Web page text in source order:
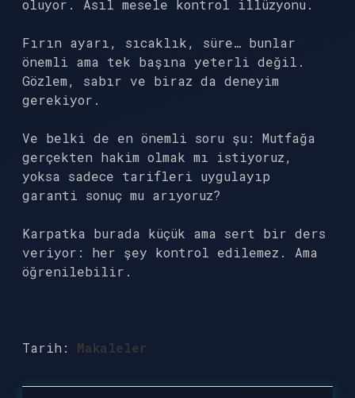
oluyor. Asıl mesele kontrol illüzyonu.
Fırın ayarı, sıcaklık, süre… bunlar
önemli ama tek başına yeterli değil.
Gözlem, sabır ve biraz da deneyim
gerekiyor.
Ve belki de en önemli soru şu: Mutfağa
gerçekten hakim olmak mı istiyoruz,
yoksa sadece tarifleri uygulayıp
garanti sonuç mu arıyoruz?
Karpatka burada küçük ama sert bir ders
veriyor: her şey kontrol edilemez. Ama
öğrenilebilir.
Tarih: Makaleler